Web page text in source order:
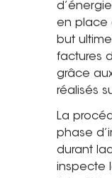
Guide
en place
but
factures
grâce
réalisés
La
phase
durant
inspecte